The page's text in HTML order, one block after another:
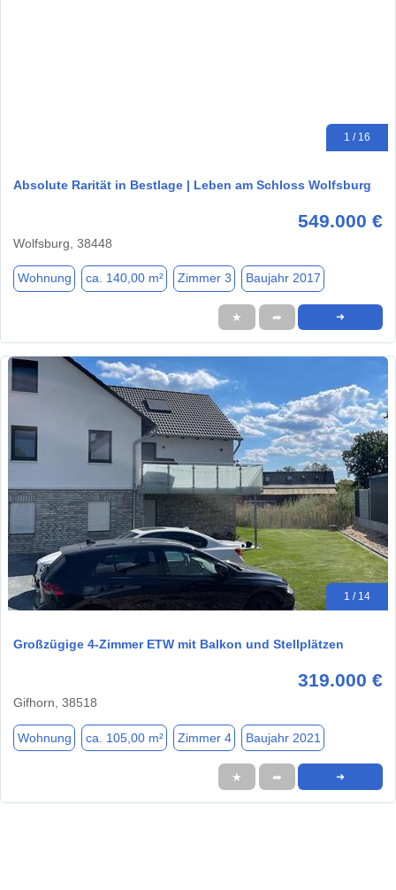
1 / 16
Absolute Rarität in Bestlage | Leben am Schloss Wolfsburg
549.000 €
Wolfsburg, 38448
Wohnung ca. 140,00 m² Zimmer 3 Baujahr 2017
★ ➦ ➜
1 / 14
Großzügige 4-Zimmer ETW mit Balkon und Stellplätzen
319.000 €
Gifhorn, 38518
Wohnung ca. 105,00 m² Zimmer 4 Baujahr 2021
★ ➦ ➜